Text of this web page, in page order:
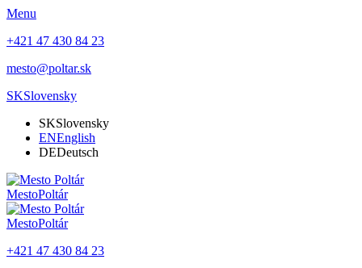
Menu
+421 47 430 84 23
mesto@poltar.sk
SKSlovensky
SKSlovensky
ENEnglish
DEDeutsch
MestoPoltár
MestoPoltár
+421 47 430 84 23